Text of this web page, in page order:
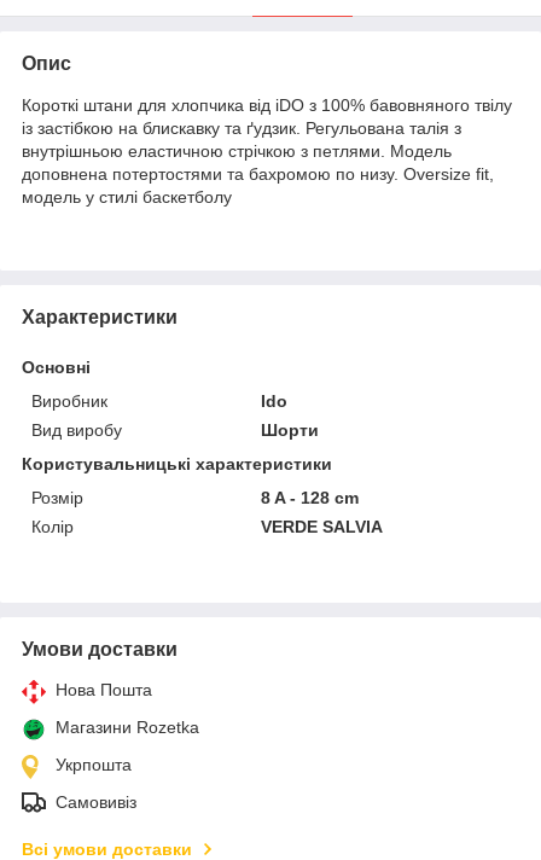
Опис
Короткі штани для хлопчика від iDO з 100% бавовняного твілу
із застібкою на блискавку та ґудзик. Регульована талія з
внутрішньою еластичною стрічкою з петлями. Модель
доповнена потертостями та бахромою по низу. Oversize fit,
модель у стилі баскетболу
Характеристики
Основні
Виробник
Ido
Вид виробу
Шорти
Користувальницькі характеристики
Розмір
8 A - 128 cm
Колір
VERDE SALVIA
Умови доставки
Нова Пошта
Магазини Rozetka
Укрпошта
Самовивіз
Всі умови доставки